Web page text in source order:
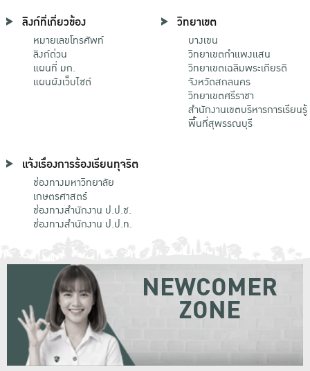
ลิงก์ที่เกี่ยวข้อง
หมายเลขโทรศัพท์
ลิงก์ด่วน
แผนที่ มก.
แผนผังเว็บไซต์
วิทยาเขต
บางเขน
วิทยาเขตกําแพงแสน
วิทยาเขตเฉลิมพระเกียรติ
จังหวัดสกลนคร
วิทยาเขตศรีราชา
สำนักงานเขตบริหารการเรียนรู้
พื้นที่สุพรรณบุรี
แจ้งเรื่องการร้องเรียนทุจริต
ช่องทางมหาวิทยาลัย
เกษตรศาสตร์
ช่องทางสำนักงาน ป.ป.ช.
ช่องทางสำนักงาน ป.ป.ท.
NEWCOMER
ZONE